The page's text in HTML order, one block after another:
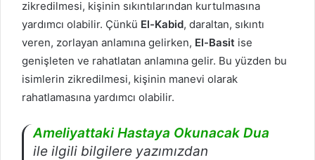
zikredilmesi, kişinin sıkıntılarından kurtulmasına
yardımcı olabilir. Çünkü El-Kabid, daraltan, sıkıntı
veren, zorlayan anlamına gelirken, El-Basit ise
genişleten ve rahatlatan anlamına gelir. Bu yüzden bu
isimlerin zikredilmesi, kişinin manevi olarak
rahatlamasına yardımcı olabilir.
Ameliyattaki Hastaya Okunacak Dua
ile ilgili bilgilere yazımızdan